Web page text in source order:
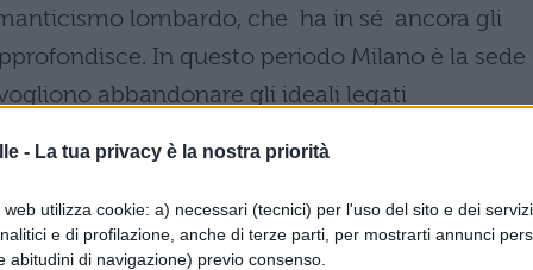
- La tua privacy è la nostra priorità
utilizza cookie: a) necessari (tecnici) per l'uso del sito e dei
e di profilazione, anche di terze parti, per mostrarti annunci
abitudini di navigazione) previo consenso.
lombardo, che ha in sé ancora gli
In questo periodo Milano è la sede
abbandonare gli ideali legati
al sentimento, così da dare una visione più
moderna la letteratura, eliminando
le unità aristoteliche che hanno condizionato
I classici vengono letti con ammirazione,